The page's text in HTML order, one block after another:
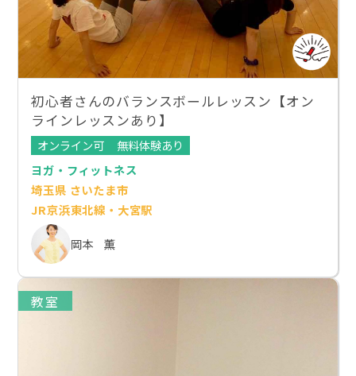
初心者さんのバランスボールレッスン【オン
ラインレッスンあり】
オンライン可
無料体験あり
ヨガ・フィットネス
埼玉県 さいたま市
JR京浜東北線・大宮駅
岡本 薫
教室